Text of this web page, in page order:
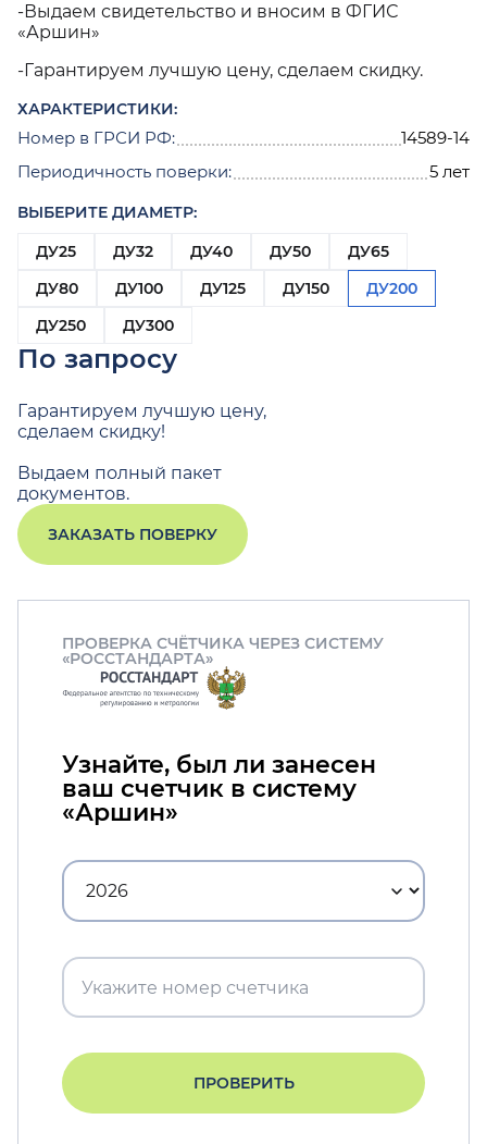
-Выдаем свидетельство и вносим в ФГИС
«Аршин»
-Гарантируем лучшую цену, сделаем скидку.
ХАРАКТЕРИСТИКИ:
Номер в ГРСИ РФ:
14589-14
Периодичность поверки:
5 лет
ВЫБЕРИТЕ ДИАМЕТР:
ДУ25
ДУ32 ДУ40 ДУ50
ДУ65
ДУ80
ДУ100 ДУ125 ДУ150
ДУ200
ДУ250
ДУ300
По запросу
Гарантируем лучшую цену,
сделаем скидку!
Выдаем полный пакет
документов.
ЗАКАЗАТЬ ПОВЕРКУ
ПРОВЕРКА СЧЁТЧИКА ЧЕРЕЗ СИСТЕМУ
«РОССТАНДАРТА»
Узнайте, был ли занесен
ваш счетчик в систему
«Аршин»
ПРОВЕРИТЬ